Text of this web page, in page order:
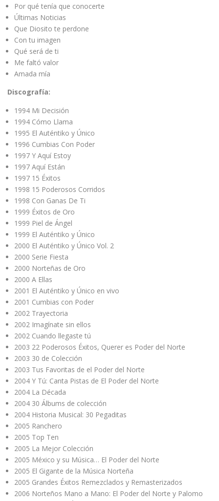
Por qué tenía que conocerte
Últimas Noticias
Que Diosito te perdone
Con tu imagen
Qué será de ti
Me faltó valor
Amada mía
Discografía:
1994 Mi Decisión
1994 Cómo Llama
1995 El Auténtiko y Único
1996 Cumbias Con Poder
1997 Y Aquí Estoy
1997 Aquí Están
1997 15 Éxitos
1998 15 Poderosos Corridos
1998 Con Ganas De Ti
1999 Éxitos de Oro
1999 Piel de Ángel
1999 El Auténtiko y Único
2000 El Auténtiko y Único Vol. 2
2000 Serie Fiesta
2000 Norteñas de Oro
2000 A Ellas
2001 El Auténtiko y Único en vivo
2001 Cumbias con Poder
2002 Trayectoria
2002 Imagínate sin ellos
2002 Cuando llegaste tú
2003 22 Poderosos Éxitos, Querer es Poder del Norte
2003 30 de Colección
2003 Tus Favoritas de el Poder del Norte
2004 Y Tú: Canta Pistas de El Poder del Norte
2004 La Década
2004 30 Álbums de colección
2004 Historia Musical: 30 Pegaditas
2005 Ranchero
2005 Top Ten
2005 La Mejor Colección
2005 México y su Música… El Poder del Norte
2005 El Gigante de la Música Norteña
2005 Grandes Éxitos Remezclados y Remasterizados
2006 Norteños Mano a Mano: El Poder del Norte y Palomo